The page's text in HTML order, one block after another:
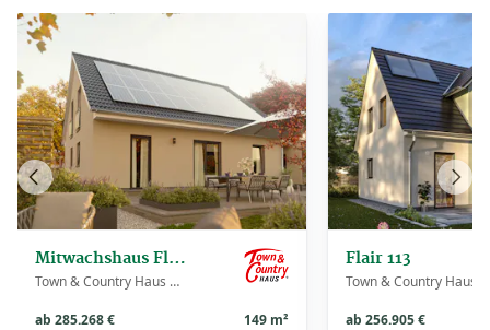
Mitwachshaus Flair 148
Town & Country Haus Deutschland
ab 285.268 € 149 m²
Flair 113
ab 256.905 €
Vorheriges
Haus